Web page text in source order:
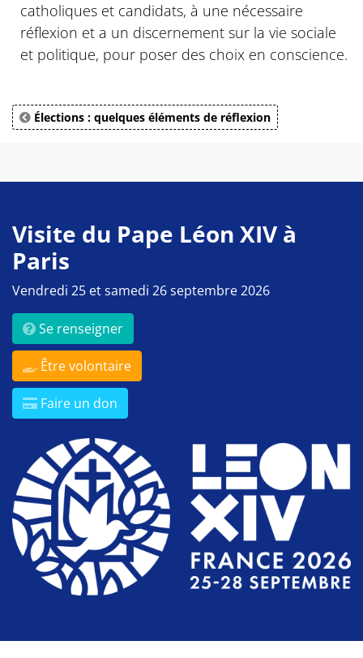
catholiques et candidats, à une nécessaire
réflexion et a un discernement sur la vie sociale
et politique, pour poser des choix en conscience.
Élections : quelques éléments de réflexion
Visite du Pape Léon XIV à
Paris
Vendredi 25 et samedi 26 septembre 2026
Se renseigner
Être volontaire
Faire un don